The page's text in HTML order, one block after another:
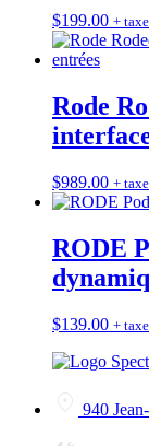
$199.00 +
Rode
$989.00 +
RODE
$139.00 +
940